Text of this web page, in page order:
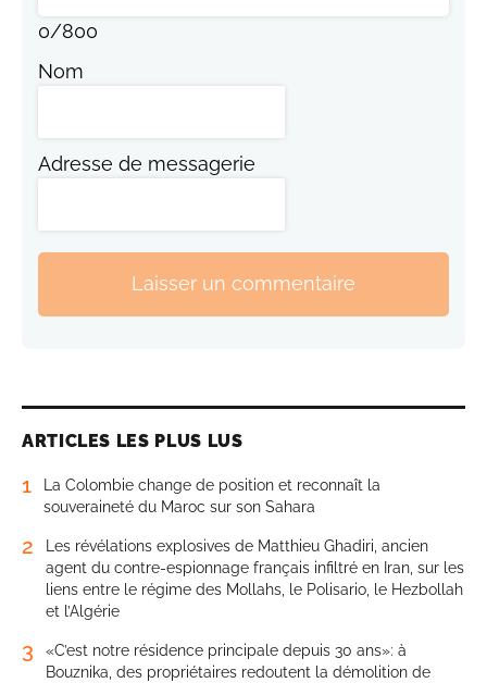
0/800
Nom
Adresse de messagerie
Laisser un commentaire
ARTICLES LES PLUS LUS
1
La Colombie change de position et reconnaît la
souveraineté du Maroc sur son Sahara
2
Les révélations explosives de Matthieu Ghadiri, ancien
agent du contre-espionnage français infiltré en Iran, sur les
liens entre le régime des Mollahs, le Polisario, le Hezbollah
et l’Algérie
3
«C’est notre résidence principale depuis 30 ans»: à
Bouznika, des propriétaires redoutent la démolition de